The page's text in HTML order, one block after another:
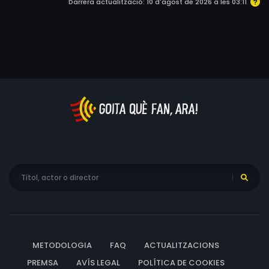
METODOLOGIA FAQ
ACTUALITZACIONS
PREMSA
AVÍS LEGAL POLÍTICA DE COOKIES